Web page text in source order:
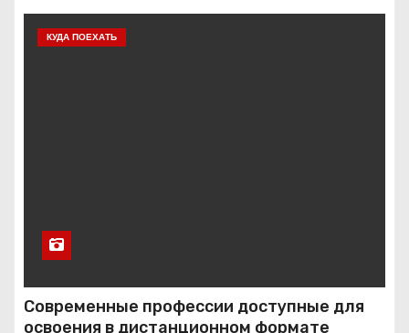
КУДА ПОЕХАТЬ
Современные профессии доступные для
освоения в дистанционном формате